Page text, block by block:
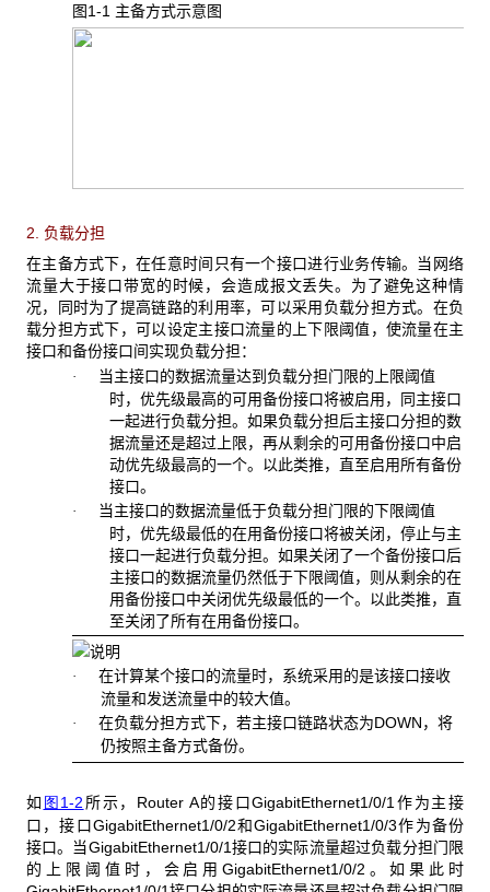
图1-1 主备方式示意图
2. 负载分担
在主备方式下，在任意时间只有一个接口进行业务传输。当网络
流量大于接口带宽的时候，会造成报文丢失。为了避免这种情
况，同时为了提高链路的利用率，可以采用负载分担方式。在负
载分担方式下，可以设定主接口流量的上下限阈值，使流量在主
接口和备份接口间实现负载分担：
· 当主接口的数据流量达到负载分担门限的上限阈值
时，优先级最高的可用备份接口将被启用，同主接口
一起进行负载分担。如果负载分担后主接口分担的数
据流量还是超过上限，再从剩余的可用备份接口中启
动优先级最高的一个。以此类推，直至启用所有备份
接口。
· 当主接口的数据流量低于负载分担门限的下限阈值
时，优先级最低的在用备份接口将被关闭，停止与主
接口一起进行负载分担。如果关闭了一个备份接口后
主接口的数据流量仍然低于下限阈值，则从剩余的在
用备份接口中关闭优先级最低的一个。以此类推，直
至关闭了所有在用备份接口。
· 在计算某个接口的流量时，系统采用的是该接口接收
流量和发送流量中的较大值。
· 在负载分担方式下，若主接口链路状态为DOWN，将
仍按照主备方式备份。
如 图1-2 所示，Router A的接口GigabitEthernet1/0/1作为主接
口，接口GigabitEthernet1/0/2和GigabitEthernet1/0/3作为备份
接口。当GigabitEthernet1/0/1接口的实际流量超过负载分担门限
的上限阈值时，会启用GigabitEthernet1/0/2。如果此时